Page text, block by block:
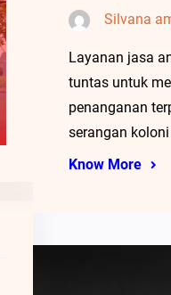
Silvana
Layanan jasa
tuntas untuk
penanganan
serangan
Know More